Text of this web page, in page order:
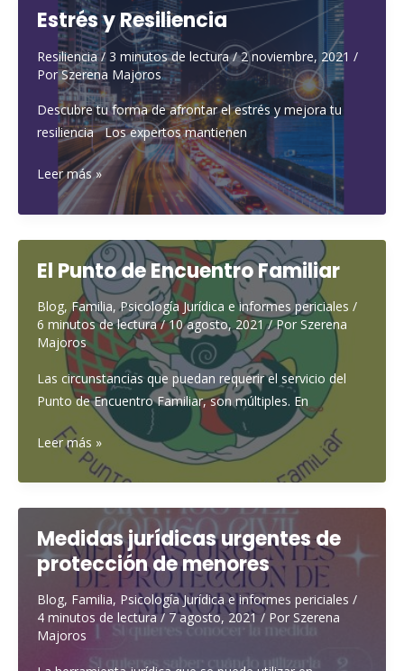
la
terapia
polivagal?
Estrés y Resiliencia
Resiliencia/3 minutos de lectura/2 noviembre, 2021 /
PorSzerena Majoros
Descubre tu forma de afrontar el estrés y mejora tu
resiliencia Los expertos mantienen
Estrés
Resiliencia
Leer más »
El Punto de Encuentro Familiar
Blog, Familia,Psicología Jurídica e informes periciales /
6 minutos de lectura/10 agosto, 2021/ Por Szerena
Majoros
Las circunstancias que puedan requerir el servicio del
Punto de Encuentro Familiar, son múltiples. En
El
de
Encuentro
Familiar
Leer más »
Medidas jurídicas urgentes de
protección de menores
Blog, Familia, Psicología Jurídica e informes periciales /
4 minutos de lectura/ 7 agosto, 2021 / Por Szerena
Majoros